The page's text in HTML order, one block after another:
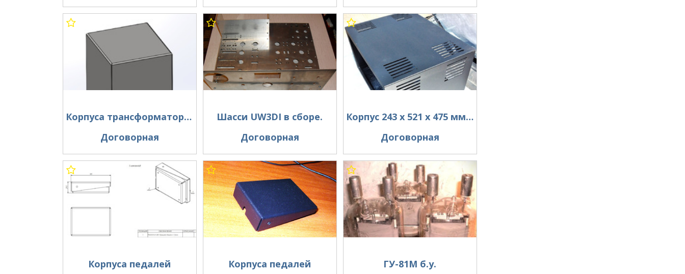
Корпуса трансформаторов для УНЧ
Договорная
Шасси UW3DI в сборе.
Договорная
Корпус 243 х 521 х 475 мм для 2 шт. ГУ-81М.
Договорная
Корпуса педалей Корпуса педалей ГУ-81М б.у.